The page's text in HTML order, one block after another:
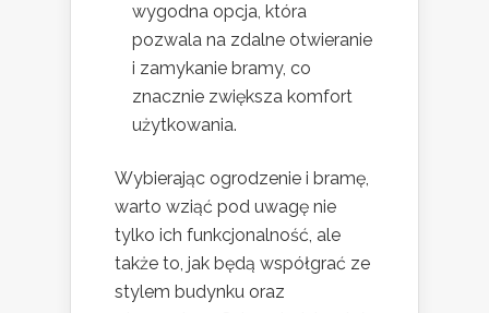
wygodna opcja, która
pozwala na zdalne otwieranie
i zamykanie bramy, co
znacznie zwiększa komfort
użytkowania.
Wybierając ogrodzenie i bramę,
warto wziąć pod uwagę nie
tylko ich funkcjonalność, ale
także to, jak będą współgrać ze
stylem budynku oraz